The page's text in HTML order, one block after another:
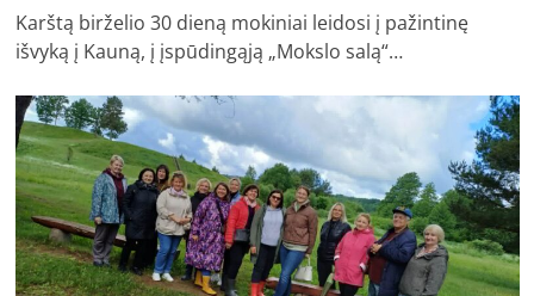
Karštą birželio 30 dieną mokiniai leidosi į pažintinę
išvyką į Kauną, į įspūdingąją „Mokslo salą“…